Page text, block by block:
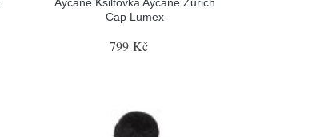
Cap Lumex
799 Kč